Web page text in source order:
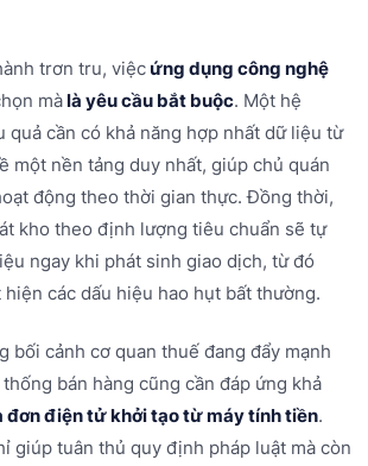
trơn tru, việc ứng dụng công nghệ
mà là yêu cầu bắt buộc. Một hệ
quả cần có khả năng hợp nhất dữ liệu từ
một nền tảng duy nhất, giúp chủ quán
động theo thời gian thực. Đồng thời,
kho theo định lượng tiêu chuẩn sẽ tự
ngay khi phát sinh giao dịch, từ đó
các dấu hiệu hao hụt bất thường.
bối cảnh cơ quan thuế đang đẩy mạnh
bán hàng cũng cần đáp ứng khả
đơn điện tử khởi tạo từ máy tính tiền.
giúp tuân thủ quy định pháp luật mà còn